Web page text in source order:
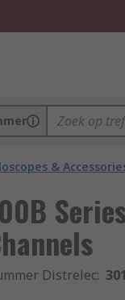
&
Distrelec: